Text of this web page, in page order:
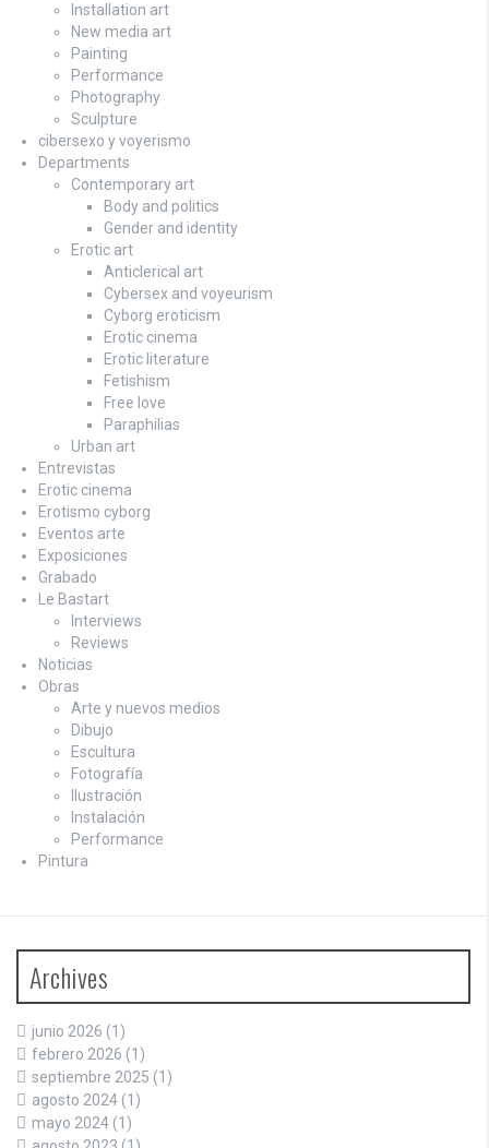
Installation art
New media art
Painting
Performance
Photography
Sculpture
cibersexo y voyerismo
Departments
Contemporary art
Body and politics
Gender and identity
Erotic art
Anticlerical art
Cybersex and voyeurism
Cyborg eroticism
Erotic cinema
Erotic literature
Fetishism
Free love
Paraphilias
Urban art
Entrevistas
Erotic cinema
Erotismo cyborg
Eventos arte
Exposiciones
Grabado
Le Bastart
Interviews
Reviews
Noticias
Obras
Arte y nuevos medios
Dibujo
Escultura
Fotografía
Ilustración
Instalación
Performance
Pintura
Archives
junio 2026 (1)
febrero 2026 (1)
septiembre 2025 (1)
agosto 2024 (1)
mayo 2024 (1)